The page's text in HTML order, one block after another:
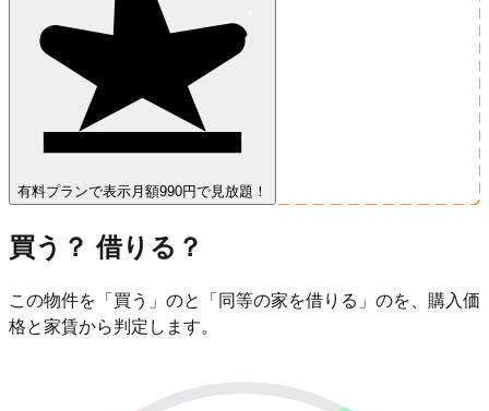
有料プランで表示 月額990円で見放題！
買う？ 借りる？
この物件を「買う」のと「同等の家を借りる」のを、購入価
格と家賃から判定します。